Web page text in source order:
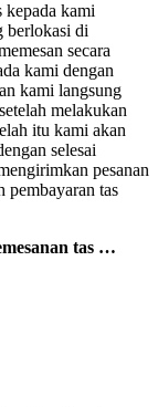
kepada kami
berlokasi di
secara
kami dengan
kami langsung
melakukan
itu kami akan
selesai
pesanan
pembayaran tas
tas …